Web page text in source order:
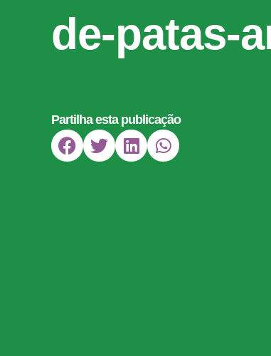
de-patas-
Partilha esta publicação